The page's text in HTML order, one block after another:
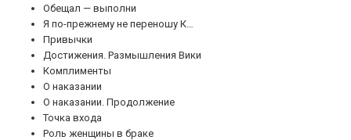
Обещал — выполни
Я по-прежнему не переношу К…
Привычки
Достижения. Размышления Вики
Комплименты
О наказании
О наказании. Продолжение
Точка входа
Роль женщины в браке